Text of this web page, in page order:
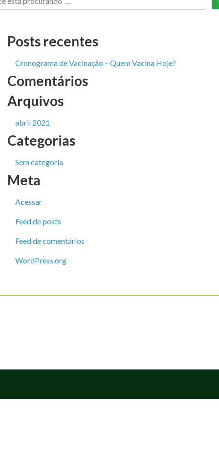
Posts recentes
Cronograma de Vacinação – Quem Vacina Hoje?
Comentários
Arquivos
abril 2021
Categorias
Sem categoria
Meta
Acessar
Feed de posts
Feed de comentários
WordPress.org